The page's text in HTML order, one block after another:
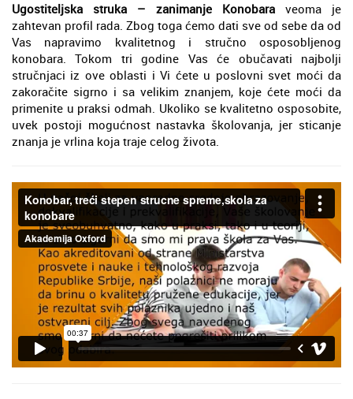
Ugostiteljska struka – zanimanje Konobaraveoma je
zahtevan profil rada. Zbog toga ćemo dati sve od sebe da od
Vas napravimo kvalitetnog i stručno osposobljenog
konobara. Tokom tri godine Vas će obučavati najbolji
stručnjaci iz ove oblasti i Vi ćete u poslovni svet moći da
zakoračite sigrno i sa velikim znanjem, koje ćete moći da
primenite u praksi odmah. Ukoliko se kvalitetno osposobite,
uvek postoji mogućnost nastavka školovanja, jer sticanje
znanja je vrlina koja traje celog života.